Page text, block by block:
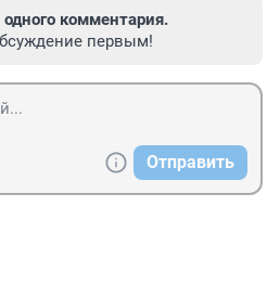
комментария.
первым!
Отправить